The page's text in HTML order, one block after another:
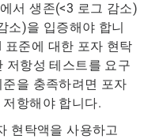
서 생존(<3 로그 감소)
소)을 입증해야 합니
표준에 대한 포자 현탁
저항성 테스트를 요구
을 충족하려면 포자
항해야 합니다.
현탁액을 사용하고